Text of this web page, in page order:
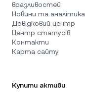
вразливостей
Новини та аналітика
Довідковий центр
Центр статусів
Контакти
Карта сайту
Купити активи